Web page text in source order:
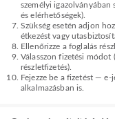
személyi igazolványában
és elérhetőségek).
Szükség esetén adjon
étkezést vagy
Ellenőrizze a foglalás
Válasszon fizetési
részletfizetés).
Fejezze be a fizetést —
alkalmazásban is.